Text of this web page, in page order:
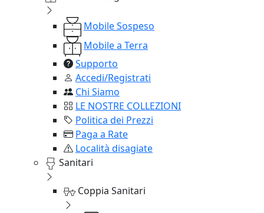
Mobile Sospeso
Mobile a Terra
Supporto
Accedi/Registrati
Chi Siamo
LE NOSTRE COLLEZIONI
Politica dei Prezzi
Paga a Rate
Località disagiate
Sanitari
Coppia Sanitari